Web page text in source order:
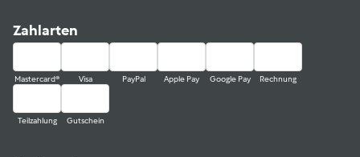
Zahlarten
Mastercard® Visa PayPal Apple Pay Google Pay Rechnung
Teilzahlung Gutschein